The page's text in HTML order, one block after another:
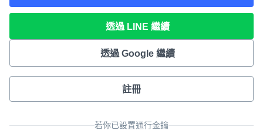
透過 LINE 繼續
透過 Google 繼續
註冊
若你已設置通行金鑰